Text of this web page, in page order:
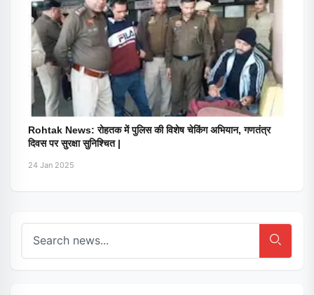
Rohtak News: रोहतक में पुलिस की विशेष चेकिंग अभियान, गणतंत्र
दिवस पर सुरक्षा सुनिश्चित |
24 Jan 2025